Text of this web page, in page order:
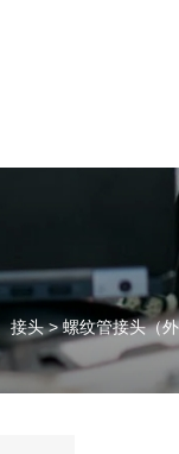
接头 >螺纹管接头（外